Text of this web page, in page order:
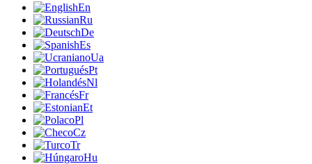
En
Ru
De
Es
Ua
Pt
Nl
Fr
Et
Pl
Cz
Tr
Hu